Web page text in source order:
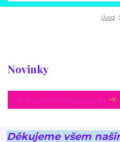
Úvod
Novinky
Děkujeme všem